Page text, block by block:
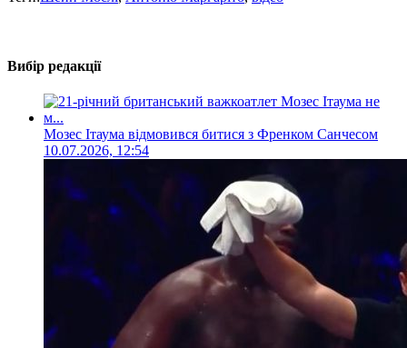
Вибір редакції
Мозес Ітаума відмовився битися з Френком Санчесом
10.07.2026, 12:54